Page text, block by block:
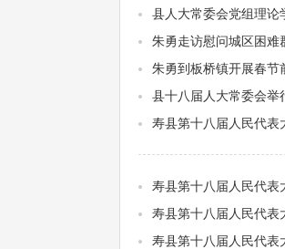
县人大常委会党组理
朱勇走访慰问城区困难
朱勇到板桥镇开展春节
县十八届人大常委会举
寿县第十八届人民代表
寿县第十八届人民代表
寿县第十八届人民代表
寿县第十八届人民代表